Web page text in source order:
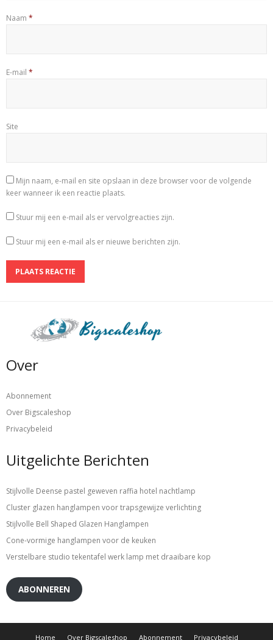
Naam *
E-mail *
Site
Mijn naam, e-mail en site opslaan in deze browser voor de volgende
keer wanneer ik een reactie plaats.
Stuur mij een e-mail als er vervolgreacties zijn.
Stuur mij een e-mail als er nieuwe berichten zijn.
Over
Abonnement
Over Bigscaleshop
Privacybeleid
Uitgelichte Berichten
Stijlvolle Deense pastel geweven raffia hotel nachtlamp
Cluster glazen hanglampen voor trapsgewijze verlichting
Stijlvolle Bell Shaped Glazen Hanglampen
Cone-vormige hanglampen voor de keuken
Verstelbare studio tekentafel werk lamp met draaibare kop
ABONNEREN
Home Over Bigscaleshop Abonnement Privacybeleid